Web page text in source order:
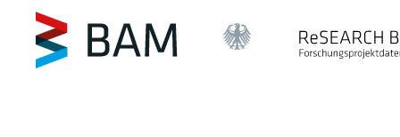
BAM